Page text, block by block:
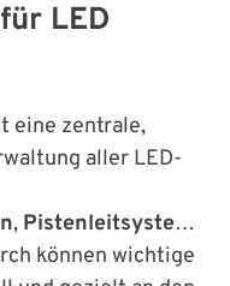
LED
eine zentrale,
aller LED-
, Pistenleitsystemen
können wichtige